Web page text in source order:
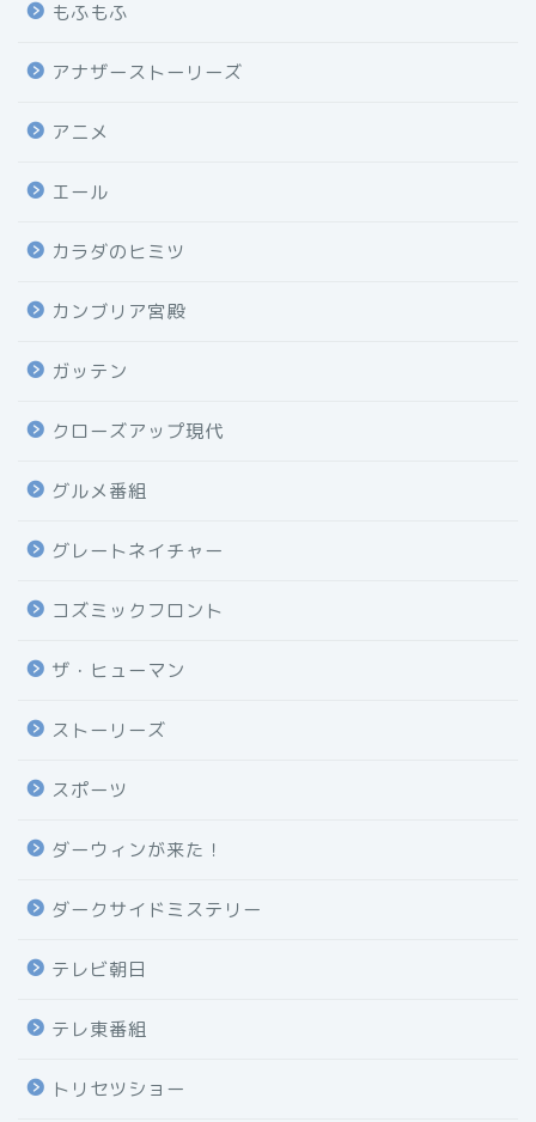
もふもふ
アナザーストーリーズ
アニメ
エール
カラダのヒミツ
カンブリア宮殿
ガッテン
クローズアップ現代
グルメ番組
グレートネイチャー
コズミックフロント
ザ・ヒューマン
ストーリーズ
スポーツ
ダーウィンが来た！
ダークサイドミステリー
テレビ朝日
テレ東番組
トリセツショー